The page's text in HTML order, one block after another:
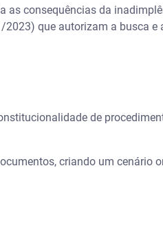
consequências da
que autorizam a busca e
de
criando um cenário